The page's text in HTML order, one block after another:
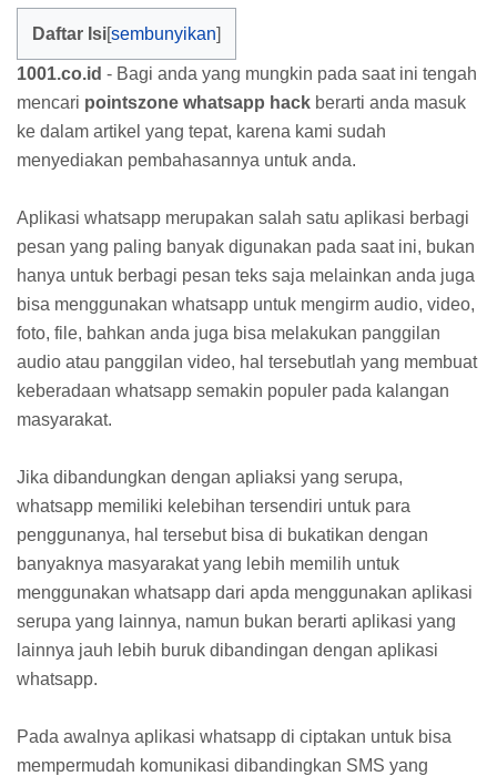
Daftar Isi
1001.co.id - Bagi anda yang mungkin pada saat ini tengah
mencari pointszone whatsapp hack berarti anda masuk
ke dalam artikel yang tepat, karena kami sudah
menyediakan pembahasannya untuk anda.
Aplikasi whatsapp merupakan salah satu aplikasi berbagi
pesan yang paling banyak digunakan pada saat ini, bukan
hanya untuk berbagi pesan teks saja melainkan anda juga
bisa menggunakan whatsapp untuk mengirm audio, video,
foto, file, bahkan anda juga bisa melakukan panggilan
audio atau panggilan video, hal tersebutlah yang membuat
keberadaan whatsapp semakin populer pada kalangan
masyarakat.
Jika dibandungkan dengan apliaksi yang serupa,
whatsapp memiliki kelebihan tersendiri untuk para
penggunanya, hal tersebut bisa di bukatikan dengan
banyaknya masyarakat yang lebih memilih untuk
menggunakan whatsapp dari apda menggunakan aplikasi
serupa yang lainnya, namun bukan berarti aplikasi yang
lainnya jauh lebih buruk dibandingan dengan aplikasi
whatsapp.
Pada awalnya aplikasi whatsapp di ciptakan untuk bisa
mempermudah komunikasi dibandingkan SMS yang